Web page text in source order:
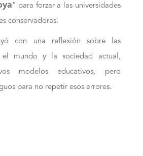
” para forzar a las universidades
conservadoras.
con una reflexión sobre las
el mundo y la sociedad actual,
modelos educativos, pero
para no repetir esos errores.